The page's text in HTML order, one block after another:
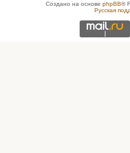
Создано на основе phpBB®
Русская